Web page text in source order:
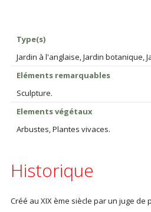
Type(s)
Jardin à l'anglaise, Jardin botanique,
Eléments remarquables
Sculpture.
Elements végétaux
Arbustes, Plantes vivaces.
Historique
Créé au XIX ème siècle par un juge de